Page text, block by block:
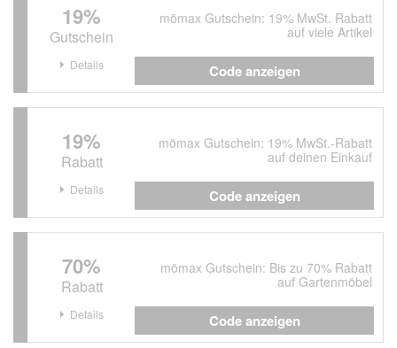
19%
Gutschein
mömax Gutschein: 19% MwSt. Rabatt
auf viele Artikel
Details Code anzeigen
19%
Rabatt
mömax Gutschein: 19% MwSt.-Rabatt
auf deinen Einkauf
Details Code anzeigen
70%
Rabatt
mömax Gutschein: Bis zu 70% Rabatt
auf Gartenmöbel
Details Code anzeigen